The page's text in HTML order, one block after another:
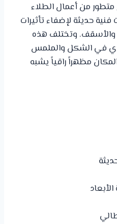
متطور من أعمال الطلاء
حديثة لإضفاء تأثيرات
والأسقف. وتختلف هذه
في الشكل والملمس
مظهراً راقياً يشبه